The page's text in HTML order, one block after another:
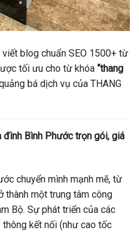
blog chuẩn SEO 1500+ từ
tối ưu cho từ khóa “thang
bá dịch vụ của THANG
Bình Phước trọn gói, giá
chuyển mình mạnh mẽ, từ
thành một trung tâm công
Bộ. Sự phát triển của các
kết nối (như cao tốc